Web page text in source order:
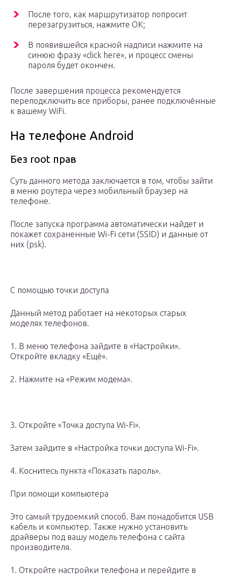
После того, как маршрутизатор попросит
перезагрузиться, нажмите ОК;
В появившейся красной надписи нажмите на
синюю фразу «click here», и процесс смены
пароля будет окончен.
После завершения процесса рекомендуется
переподключить все приборы, ранее подключённые
к вашему WiFi.
На телефоне Android
Без root прав
Суть данного метода заключается в том, чтобы зайти
в меню роутера через мобильный браузер на
телефоне.
После запуска программа автоматически найдет и
покажет сохраненные Wi-Fi сети (SSID) и данные от
них (psk).
С помощью точки доступа
Данный метод работает на некоторых старых
моделях телефонов.
1. В меню телефона зайдите в «Настройки».
Откройте вкладку «Ещё».
2. Нажмите на «Режим модема».
3. Откройте «Точка доступа Wi-Fi».
Затем зайдите в «Настройка точки доступа Wi-Fi».
4. Коснитесь пункта «Показать пароль».
При помощи компьютера
Это самый трудоемкий способ. Вам понадобится USB
кабель и компьютер. Также нужно установить
драйверы под вашу модель телефона с сайта
производителя.
1. Откройте настройки телефона и перейдите в